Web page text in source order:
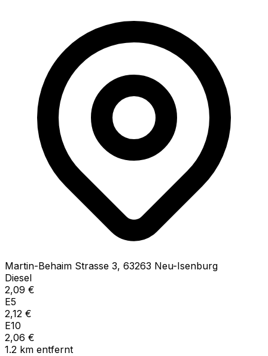
Martin-Behaim Strasse 3, 63263 Neu-Isenburg
Diesel
2,09 €
E5
2,12 €
E10
2,06 €
1.2 km entfernt